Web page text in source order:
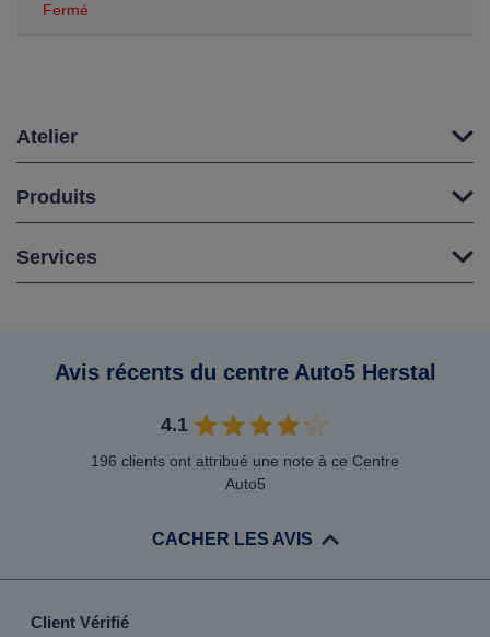
Fermé
Atelier
Produits
Services
Avis récents du centre Auto5 Herstal
4.1
196 clients ont attribué une note à ce Centre
Auto5
CACHER LES AVIS
Client Vérifié